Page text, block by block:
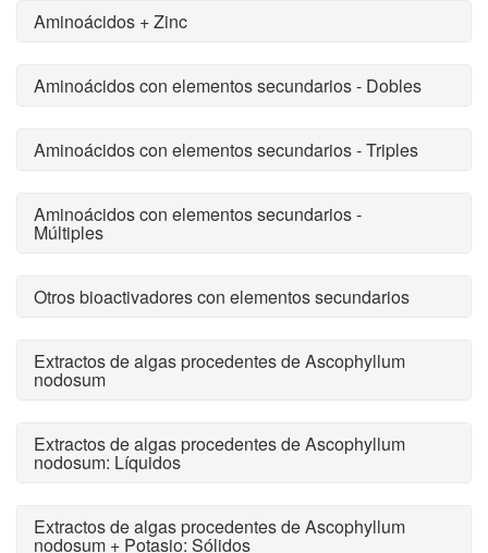
Aminoácidos + Zinc
Aminoácidos con elementos secundarios - Dobles
Aminoácidos con elementos secundarios - Triples
Aminoácidos con elementos secundarios -
Múltiples
Otros bioactivadores con elementos secundarios
Extractos de algas procedentes de Ascophyllum
nodosum
Extractos de algas procedentes de Ascophyllum
nodosum: Líquidos
Extractos de algas procedentes de Ascophyllum
nodosum + Potasio: Sólidos